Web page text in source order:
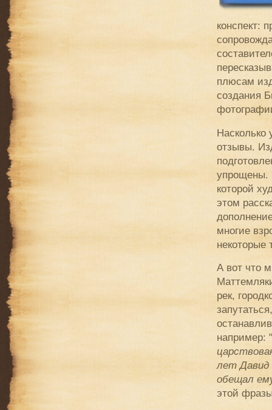
конспект:
плюсам
создания
Насколько
отзывы.
упрощены.
которой
этом
многие
некоторые
А вот что
рек,
например:
лет Давид
обещал
этой